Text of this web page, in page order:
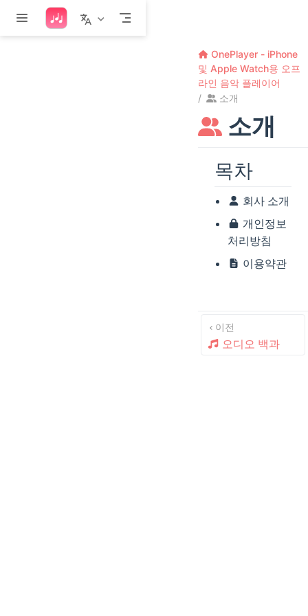
본문으로 건너뛰기
OnePlayer - iPhone
및 Apple Watch용 오프
라인 음악 플레이어
소개
소개
목차
회사 소개
개인정보
처리방침
이용약관
이전
오디오 백과